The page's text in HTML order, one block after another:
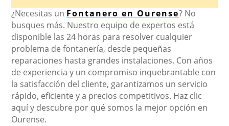
¿Necesitas un Fontanero en Ourense? No
busques más. Nuestro equipo de expertos está
disponible las 24 horas para resolver cualquier
problema de fontanería, desde pequeñas
reparaciones hasta grandes instalaciones. Con años
de experiencia y un compromiso inquebrantable con
la satisfacción del cliente, garantizamos un servicio
rápido, eficiente y a precios competitivos. Haz clic
aquí y descubre por qué somos la mejor opción en
Ourense.